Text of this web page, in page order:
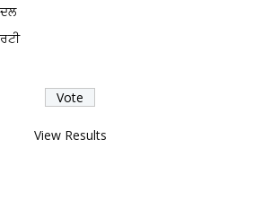
View Results